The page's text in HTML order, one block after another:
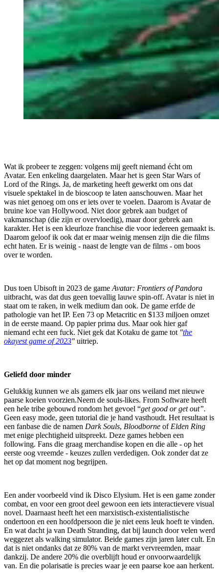
Wat ik probeer te zeggen: volgens mij geeft niemand écht om
Avatar. Een enkeling daargelaten. Maar het is geen Star Wars of
Lord of the Rings. Ja, de marketing heeft gewerkt om ons dat
visuele spektakel in de bioscoop te laten aanschouwen. Maar het
was niet genoeg om ons er iets over te voelen. Daarom is Avatar de
bruine koe van Hollywood. Niet door gebrek aan budget of
vakmanschap (die zijn er overvloedig), maar door gebrek aan
karakter. Het is een kleurloze franchise die voor iedereen gemaakt is.
Daarom geloof ik ook dat er maar weinig mensen zijn die die films
echt haten. Er is weinig - naast de lengte van de films - om boos
over te worden.
Dus toen Ubisoft in 2023 de game Avatar: Frontiers of Pandora
uitbracht, was dat dus geen toevallig lauwe spin-off. Avatar is niet in
staat om te raken, in welk medium dan ook. De game erfde de
pathologie van het IP. Een 73 op Metacritic en $133 miljoen omzet
in de eerste maand. Op papier prima dus. Maar ook hier gaf
niemand echt een fuck. Niet gek dat Kotaku de game tot "the
okayest game of 2023" uitriep.
Geliefd door minder
Gelukkig kunnen we als gamers elk jaar ons weiland met nieuwe
paarse koeien voorzien.Neem de souls-likes. From Software heeft
een hele tribe gebouwd rondom het gevoel “get good or get out”.
Geen easy mode, geen tutorial die je hand vasthoudt. Het resultaat is
een fanbase die de namen Dark Souls, Bloodborne of Elden Ring
met enige plechtigheid uitspreekt. Deze games hebben een
following. Fans die graag merchandise kopen en die alle - op het
eerste oog vreemde - keuzes zullen verdedigen. Ook zonder dat ze
het op dat moment nog begrijpen.
Een ander voorbeeld vind ik Disco Elysium. Het is een game zonder
combat, en voor een groot deel gewoon een iets interactievere visual
novel. Daarnaast heeft het een marxistisch-existentialistische
ondertoon en een hoofdpersoon die je niet eens leuk hoeft te vinden.
En wat dacht ja van Death Stranding, dat bij launch door velen werd
weggezet als walking simulator. Beide games zijn jaren later cult. En
dat is niet ondanks dat ze 80% van de markt vervreemden, maar
dankzij. De andere 20% die overblijft houd er onvoorwaardelijk
van. En die polarisatie is precies waar je een paarse koe aan herkent.